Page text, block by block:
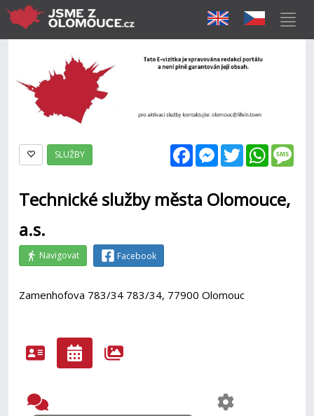
FacebookMessenger
Twitter
SLUŽBY
Technické služby města Olomouce,
a.s.
Navigovat Facebook
Zamenhofova 783/34 783/34, 77900 Olomouc